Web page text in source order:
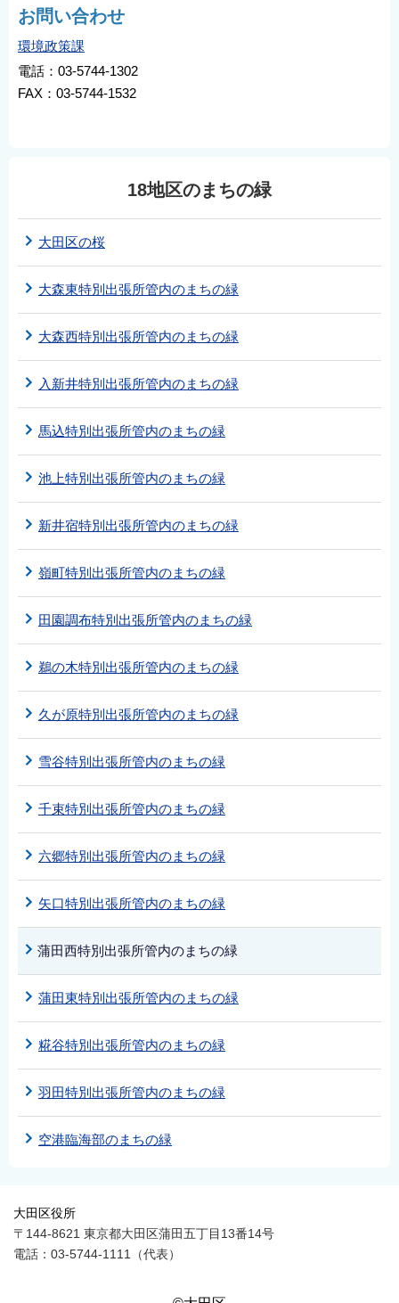
お問い合わせ
環境政策課
電話：03-5744-1302
FAX：03-5744-1532
18地区のまちの緑
大田区の桜
大森東特別出張所管内のまちの緑
大森西特別出張所管内のまちの緑
入新井特別出張所管内のまちの緑
馬込特別出張所管内のまちの緑
池上特別出張所管内のまちの緑
新井宿特別出張所管内のまちの緑
嶺町特別出張所管内のまちの緑
田園調布特別出張所管内のまちの緑
鵜の木特別出張所管内のまちの緑
久が原特別出張所管内のまちの緑
雪谷特別出張所管内のまちの緑
千束特別出張所管内のまちの緑
六郷特別出張所管内のまちの緑
矢口特別出張所管内のまちの緑
蒲田西特別出張所管内のまちの緑
蒲田東特別出張所管内のまちの緑
糀谷特別出張所管内のまちの緑
羽田特別出張所管内のまちの緑
空港臨海部のまちの緑
大田区役所
〒144-8621 東京都大田区蒲田五丁目13番14号
電話：03-5744-1111（代表）